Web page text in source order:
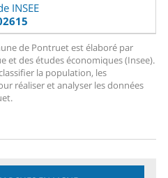
INSEE
de Pontruet est élaboré par
et des études économiques (Insee).
la population, les
réaliser et analyser les données